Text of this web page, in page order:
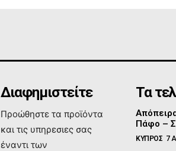
Διαφημιστείτε
Προώθηστε τα προϊόντα
και τις υπηρεσιες σας
έναντι των
Τα
Πάφο –
ΚΥΠΡΟΣ 7